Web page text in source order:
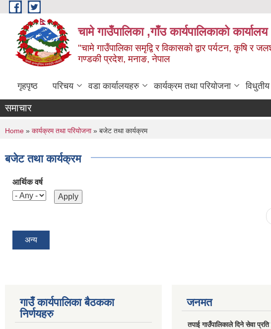
Skip to main content
चामे गाउँपालिका ,गाँउ कार्यपालिकाको कार्यालय
"चामे गाउँपालिका समृद्वि र विकासको द्वार पर्यटन, कृषि र
गण्डकी प्रदेश, मनाङ, नेपाल
गृहपृष्ठ परिचय वडा कार्यालयहरु कार्यक्रम तथा परियोजना
समाचार
You are here
Home » कार्यक्रम तथा परियोजना» बजेट तथा कार्यक्रम
बजेट तथा कार्यक्रम
आर्थिक वर्ष
अन्य
गाउँ कार्यपालिका बैठकका
निर्णयहरु
जनमत
तपाई गाउँपालिकाले दिने सेवा